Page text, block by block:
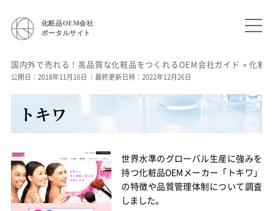
化粧品OEM会社
ポータルサイト
国内外で売れる！高品質な化粧品をつくれるOEM会社ガイド »化粧
公開日：2018年11月16日 ｜最終更新日時：2022年12月26日
トキワ
世界水準のグローバル生産に強みを
持つ化粧品OEMメーカー「トキワ」
の特徴や品質管理体制について調査
しました。